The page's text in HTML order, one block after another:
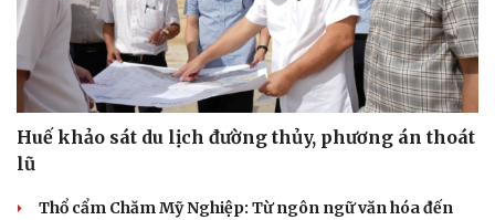
Huế khảo sát du lịch đường thủy, phương án thoát
lũ
Thổ cẩm Chăm Mỹ Nghiệp: Từ ngôn ngữ văn hóa đến